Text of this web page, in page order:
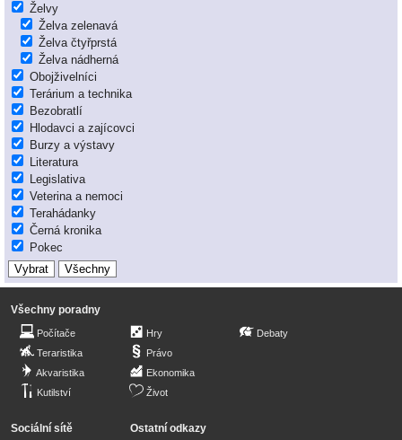
Želvy
Želva zelenavá
Želva čtyřprstá
Želva nádherná
Obojživelníci
Terárium a technika
Bezobratlí
Hlodavci a zajícovci
Burzy a výstavy
Literatura
Legislativa
Veterina a nemoci
Terahádanky
Černá kronika
Pokec
Všechny poradny
Počítače
Teraristika
Akvaristika
Kutilství
Hry
Právo
Ekonomika
Život
Debaty
Sociální sítě Ostatní odkazy